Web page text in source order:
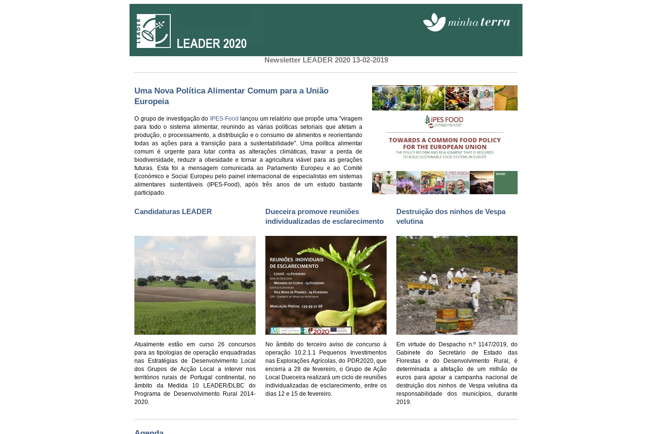
Newsletter LEADER 2020 13-02-2019
Uma Nova Política Alimentar Comum para a União
Europeia
O grupo de investigação do IPES-Food lançou um relatório que propõe uma "viragem
para todo o sistema alimentar, reunindo as várias políticas setoriais que afetam a
produção, o processamento, a distribuição e o consumo de alimentos e reorientando
todas as ações para a transição para a sustentabilidade". Uma política alimentar
comum é urgente para lutar contra as alterações climáticas, travar a perda de
biodiversidade, reduzir a obesidade e tornar a agricultura viável para as gerações
futuras. Esta foi a mensagem comunicada ao Parlamento Europeu e ao Comité
Económico e Social Europeu pelo painel internacional de especialistas em sistemas
alimentares sustentáveis (IPES-Food), após três anos de um estudo bastante
participado.
Candidaturas LEADER
Dueceira promove reuniões
individualizadas de esclarecimento
Destruição dos ninhos de Vespa
velutina
Atualmente estão em curso 26 concursos
para as tipologias de operação enquadradas
nas Estratégias de Desenvolvimento Local
dos Grupos de Acção Local a intervir nos
territórios rurais de Portugal continental, no
âmbito da Medida 10 LEADER/DLBC do
Programa de Desenvolvimento Rural 2014-
2020.
No âmbito do terceiro aviso de concurso à
operação 10.2.1.1 Pequenos Investimentos
nas Explorações Agrícolas, do PDR2020, que
encerra a 28 de fevereiro, o Grupo de Ação
Local Dueceira realizará um ciclo de reuniões
individualizadas de esclarecimento, entre os
dias 12 e 15 de fevereiro.
Em virtude do Despacho n.º 1147/2019, do
Gabinete do Secretário de Estado das
Florestas e do Desenvolvimento Rural, é
determinada a afetação de um milhão de
euros para apoiar a campanha nacional de
destruição dos ninhos de Vespa velutina da
responsabilidade dos municípios, durante
2019.